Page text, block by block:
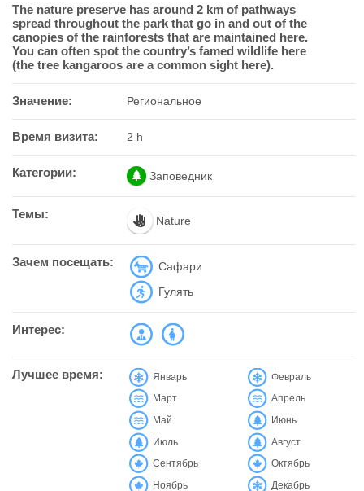
The nature preserve has around 2 km of pathways
spread throughout the park that go in and out of the
canopies of the rainforests that are maintained here.
You can often spot the country’s famed wildlife here
(the tree kangaroos are a common sight here).
Значение: Региональное
Время визита: 2 h
Категории: Заповедник
Темы: Nature
Зачем посещать:
Сафари
Гулять
Интерес:
Лучшее время: Январь Февраль
Март Апрель
Май Июнь
Июль Август
Сентябрь Октябрь
Ноябрь Декабрь